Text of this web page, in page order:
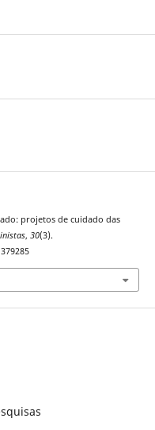
projetos de cuidado das
, 30(3).